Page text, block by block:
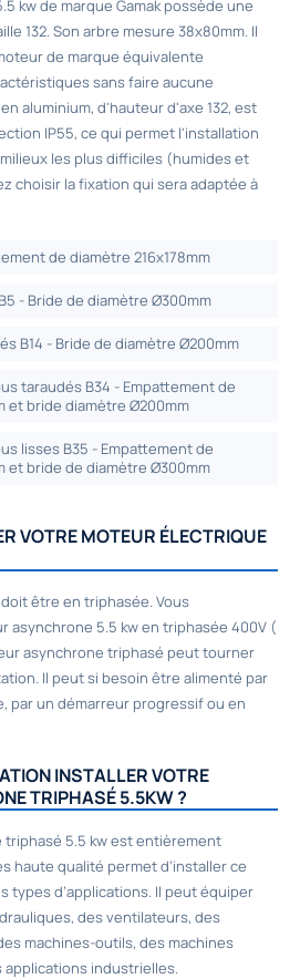
kw de marque Gamak possède une
132. Son arbre mesure 38x80mm. Il
de marque équivalente
sans faire aucune
aluminium, d'hauteur d'axe 132, est
IP55, ce qui permet l'installation
les plus difficiles (humides et
choisir la fixation qui sera adaptée à
de diamètre 216x178mm
- Bride de diamètre Ø300mm
B14 - Bride de diamètre Ø200mm
taraudés B34 - Empattement de
et bride diamètre Ø200mm
lisses B35 - Empattement de
et bride de diamètre Ø300mm
VOTRE MOTEUR ÉLECTRIQUE
être en triphasée. Vous
asynchrone 5.5 kw en triphasée 400V (
asynchrone triphasé peut tourner
Il peut si besoin être alimenté par
par un démarreur progressif ou en
INSTALLER VOTRE
TRIPHASÉ 5.5KW ?
5.5 kw est entièrement
haute qualité permet d’installer ce
types d’applications. Il peut équiper
des ventilateurs, des
machines-outils, des machines
industrielles.